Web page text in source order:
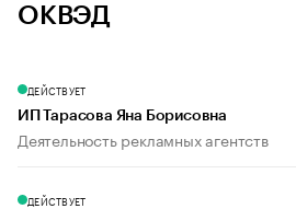
ОКВЭД
ДЕЙСТВУЕТ
ИП Тарасова Яна Борисовна
Деятельность рекламных агентств
ДЕЙСТВУЕТ